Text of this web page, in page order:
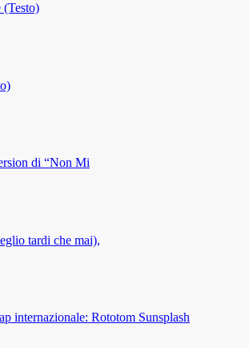
di “Non Mi
tardi che mai),
internazionale: Rototom Sunsplash